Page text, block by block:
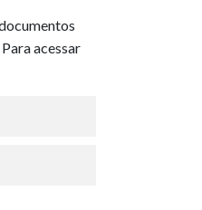
acessar